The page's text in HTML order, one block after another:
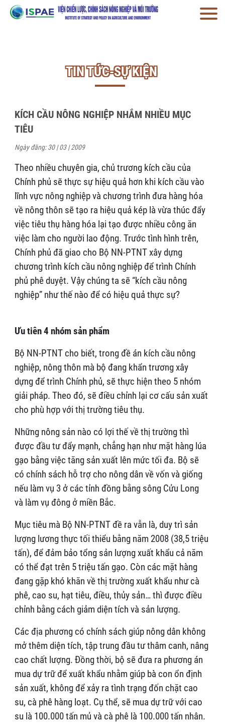
TIN TỨC-SỰ KIỆN
KÍCH CẦU NÔNG NGHIỆP NHẮM NHIỀU MỤC
TIÊU
Ngày đăng: 30 | 03 | 2009
Theo nhiều chuyên gia, chủ trương kích cầu của
Chính phủ sẽ thực sự hiệu quả hơn khi kích cầu vào
lĩnh vực nông nghiệp và chương trình đưa hàng hóa
về nông thôn sẽ tạo ra hiệu quả kép là vừa thúc đẩy
việc tiêu thụ hàng hóa lại tạo được nhiều công ăn
việc làm cho người lao động. Trước tình hình trên,
Chính phủ đã giao cho Bộ NN-PTNT xây dựng
chương trình kích cầu nông nghiệp để trình Chính
phủ phê duyệt. Vậy chúng ta sẽ “kích cầu nông
nghiệp” như thế nào để có hiệu quả thực sự?
Ưu tiên 4 nhóm sản phẩm
Bộ NN-PTNT cho biết, trong đề án kích cầu nông
nghiệp, nông thôn mà bộ đang khẩn trương xây
dựng để trình Chính phủ, sẽ thực hiện theo 5 nhóm
giải pháp. Theo đó, sẽ điều chỉnh lại cơ cấu sản xuất
cho phù hợp với thị trường tiêu thụ.
Những nông sản nào có lợi thế về thị trường thì
được đầu tư đẩy mạnh, chẳng hạn như mặt hàng lúa
gạo bằng việc tăng sản xuất lên mức tối đa. Bộ sẽ
có chính sách hỗ trợ cho nông dân về vốn và giống
nếu làm vụ 3 ở các tỉnh đồng bằng sông Cửu Long
và làm vụ đông ở miền Bắc.
Mục tiêu mà Bộ NN-PTNT đề ra vẫn là, duy trì sản
lượng lương thực tối thiểu bằng năm 2008 (38,5 triệu
tấn), để đảm bảo tổng sản lượng xuất khẩu cả năm
có thể đạt trên 5 triệu tấn gạo. Còn các mặt hàng
đang gặp khó khăn về thị trường xuất khẩu như cà
phê, cao su, hạt tiêu, điều, thủy sản… thì được điều
chỉnh bằng cách giảm diện tích và sản lượng.
Các địa phương có chính sách giúp nông dân không
mở thêm diện tích, tập trung đầu tư thâm canh, nâng
cao chất lượng. Đồng thời, bộ sẽ đưa ra phương án
mua dự trữ để xuất khẩu nhằm giúp bà con ổn định
sản xuất, không để xảy ra tình trạng đốn chặt cao
su, cà phê hàng loạt. Cụ thể, sẽ mua dự trữ với cao
su là 100.000 tấn mủ và cà phê là 100.000 tấn nhân.